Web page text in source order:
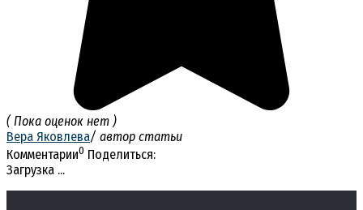
( Пока оценок нет )
Вера Яковлева/ автор статьи
Комментарии0 Поделиться:
Загрузка ...